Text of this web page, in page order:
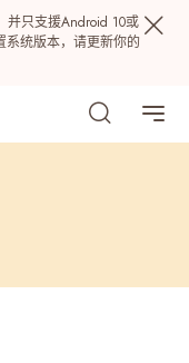
只支援Android 10或
系统版本，请更新你的